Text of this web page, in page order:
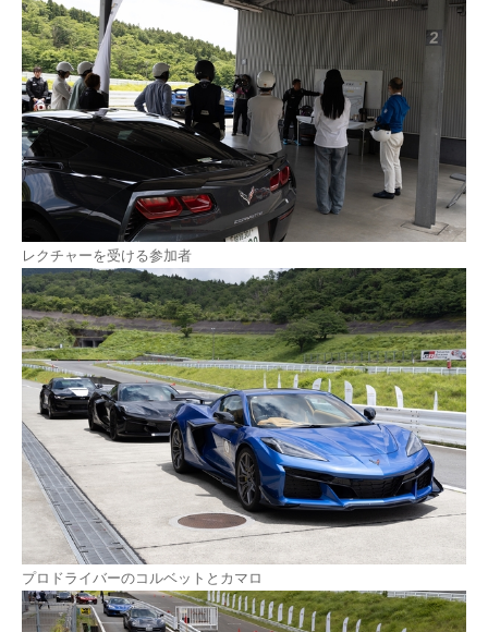
レクチャーを受ける参加者
プロドライバーのコルベットとカマロ